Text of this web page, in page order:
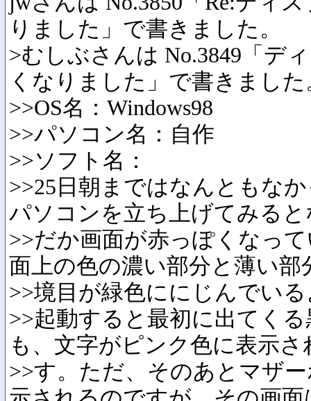
りました」で書きました。
>むしぶさんは No.3849「デ
くなりました」で書きました
>>OS名：Windows98
>>パソコン名：自作
>>ソフト名：
>>25日朝まではなんともな
パソコンを立ち上げてみると
>>だか画面が赤っぽくなっ
面上の色の濃い部分と薄い部
>>境目が緑色ににじんでい
>>起動すると最初に出てく
も、文字がピンク色に表示さ
>>す。ただ、そのあとマザ